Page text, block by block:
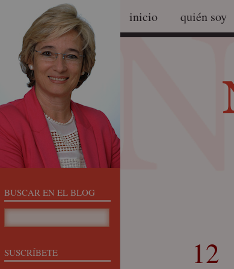
inicio quién soy
12
BUSCAR EN EL BLOG
SUSCRÍBETE